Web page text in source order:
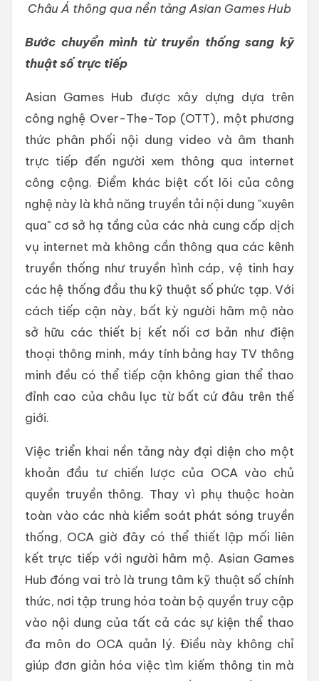
Châu Á thông qua nền tảng Asian Games Hub
Bước chuyển mình từ truyền thống sang kỹ
thuật số trực tiếp
Asian Games Hub được xây dựng dựa trên
công nghệ Over-The-Top (OTT), một phương
thức phân phối nội dung video và âm thanh
trực tiếp đến người xem thông qua internet
công cộng. Điểm khác biệt cốt lõi của công
nghệ này là khả năng truyền tải nội dung "xuyên
qua" cơ sở hạ tầng của các nhà cung cấp dịch
vụ internet mà không cần thông qua các kênh
truyền thống như truyền hình cáp, vệ tinh hay
các hệ thống đầu thu kỹ thuật số phức tạp. Với
cách tiếp cận này, bất kỳ người hâm mộ nào
sở hữu các thiết bị kết nối cơ bản như điện
thoại thông minh, máy tính bảng hay TV thông
minh đều có thể tiếp cận không gian thể thao
đỉnh cao của châu lục từ bất cứ đâu trên thế
giới.
Việc triển khai nền tảng này đại diện cho một
khoản đầu tư chiến lược của OCA vào chủ
quyền truyền thông. Thay vì phụ thuộc hoàn
toàn vào các nhà kiểm soát phát sóng truyền
thống, OCA giờ đây có thể thiết lập mối liên
kết trực tiếp với người hâm mộ. Asian Games
Hub đóng vai trò là trung tâm kỹ thuật số chính
thức, nơi tập trung hóa toàn bộ quyền truy cập
vào nội dung của tất cả các sự kiện thể thao
đa môn do OCA quản lý. Điều này không chỉ
giúp đơn giản hóa việc tìm kiếm thông tin mà